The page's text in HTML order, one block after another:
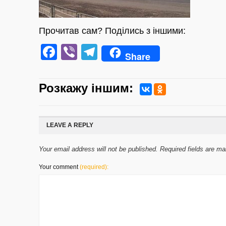
Прочитав сам? Поділись з іншими:
Facebook
ViberTelegram
Share
Розкажу iншим:
LEAVE A REPLY
Your email address will not be published. Required fields are
Your comment(required):